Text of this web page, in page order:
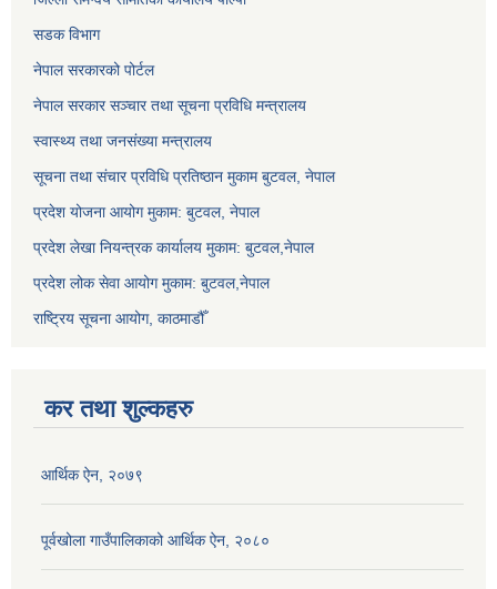
सडक विभाग
नेपाल सरकारको पोर्टल
नेपाल सरकार सञ्‍चार तथा सूचना प्रविधि मन्त्रालय
स्वास्थ्य तथा जनसंख्या मन्त्रालय
सूचना तथा संचार प्रविधि प्रतिष्ठान मुकाम बुटवल, नेपाल
प्रदेश योजना आयोग मुकाम: बुटवल, नेपाल
प्रदेश लेखा नियन्त्रक कार्यालय मुकाम: बुटवल,नेपाल
प्रदेश लोक सेवा आयोग मुकाम: बुटवल,नेपाल
राष्ट्रिय सूचना आयोग, काठमाडौँ
कर तथा शुल्कहरु
आर्थिक ऐन, २०७९
पूर्वखोला गाउँपालिकाको आर्थिक ऐन, २०८०